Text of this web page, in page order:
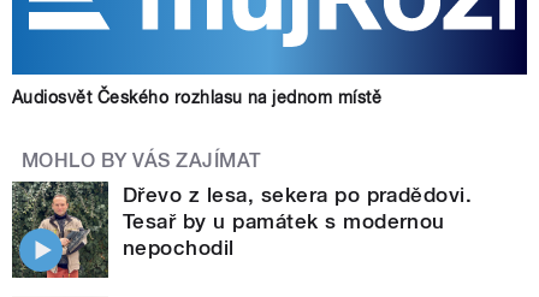
Audiosvět Českého rozhlasu na jednom místě
MOHLO BY VÁS ZAJÍMAT
Dřevo z lesa, sekera po pradědovi.
Tesař by u památek s modernou
nepochodil